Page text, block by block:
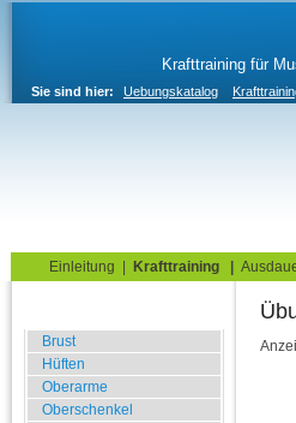
Krafttraining für
Sie sind hier: Uebungskatalog
Einleitung Krafttraining
Brust
Hüften
Oberarme
Oberschenkel